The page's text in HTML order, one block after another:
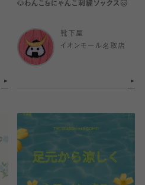
🐶わんこ&にゃんこ刺繍ソックス🐱
靴下屋
イオンモール名取店